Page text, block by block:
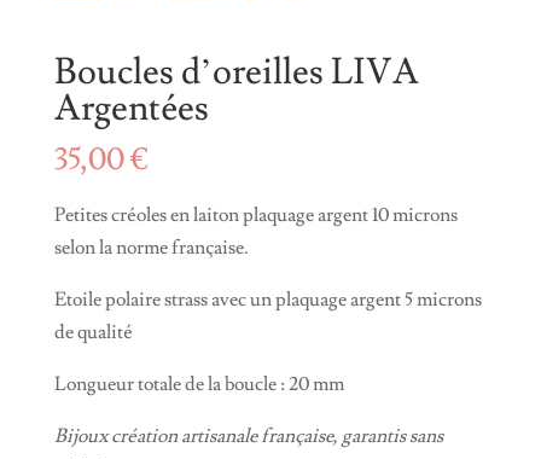
Boucles d’oreilles LIVA
Argentées
35,00€
Petites créoles en laiton plaquage argent 10 microns
selon la norme française.
Etoile polaire strass avec un plaquage argent 5 microns
de qualité
Longueur totale de la boucle : 20 mm
Bijoux création artisanale française, garantis sans